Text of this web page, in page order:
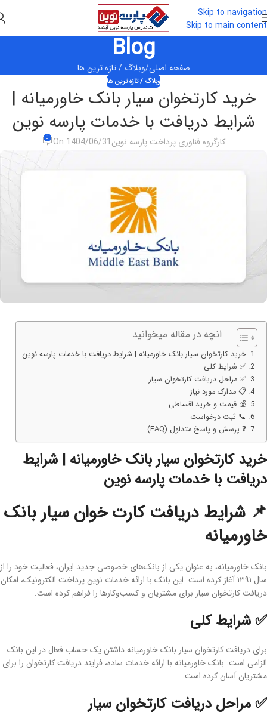
Skip to navigation
Skip to main content
Blog
صفحه اصلی وبلاگ / تازه ترین ها
وبلاگ / تازه ترین ها
خرید کارتخوان سیار بانک خاورمیانه |
شرایط دریافت با خدمات پارسه نوین
کارگروه فناوری پرداخت پارسه نوینOn 1404/06/31
0
انچه در مقاله میخوانید
خرید کارتخوان سیار بانک خاورمیانه | شرایط دریافت با خدمات پارسه نوین
✅ شرایط کلی
✅ مراحل دریافت کارتخوان سیار
📋 مدارک مورد نیاز
💰 قیمت و خرید اقساطی
📞 ثبت درخواست
❓ پرسش و پاسخ متداول (FAQ)
خرید کارتخوان سیار بانک خاورمیانه | شرایط
دریافت با خدمات پارسه نوین
📌 شرایط دریافت کارت خوان سیار بانک
خاورمیانه
بانک خاورمیانه، به عنوان یکی از بانک‌های خصوصی جدید ایران، فعالیت خود را از
سال ۱۳۹۱ آغاز کرده است. این بانک با ارائه خدمات نوین پرداخت الکترونیک، امکان
دریافت کارتخوان سیار برای مشتریان و کسب‌وکارها را فراهم کرده است.
✅ شرایط کلی
برای دریافت کارتخوان سیار بانک خاورمیانه داشتن یک حساب فعال در این بانک
الزامی است. بانک خاورمیانه با ارائه خدمات ساده، فرایند دریافت کارتخوان را برای
مشتریان آسان کرده است.
✅ مراحل دریافت کارتخوان سیار